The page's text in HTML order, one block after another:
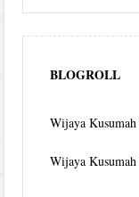
BLOGROLL
Wijaya Kusumah
Wijaya Kusumah